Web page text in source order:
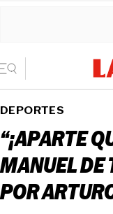
DEPORTES
“¡APARTE
MANUEL DE
POR